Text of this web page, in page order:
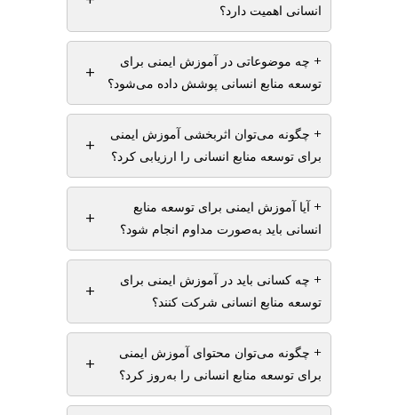
انسانی اهمیت دارد؟
+ چه موضوعاتی در آموزش ایمنی برای
توسعه منابع انسانی پوشش داده می‌شود؟
+
+ چگونه می‌توان اثربخشی آموزش ایمنی
برای توسعه منابع انسانی را ارزیابی کرد؟
+
+ آیا آموزش ایمنی برای توسعه منابع
انسانی باید به‌صورت مداوم انجام شود؟
+
+ چه کسانی باید در آموزش ایمنی برای
توسعه منابع انسانی شرکت کنند؟
+
+ چگونه می‌توان محتوای آموزش ایمنی
برای توسعه منابع انسانی را به‌روز کرد؟
+